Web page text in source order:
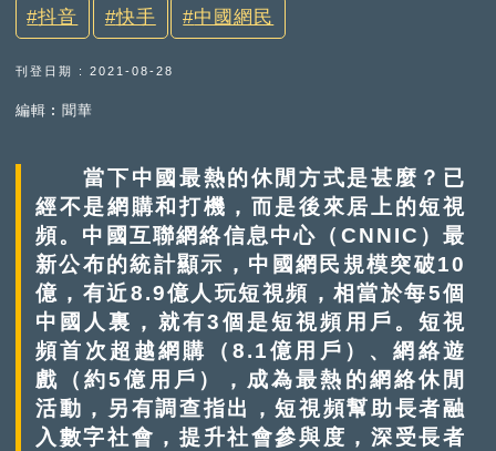
抖音 快手 中國網民
刊登日期 : 2021-08-28
編輯︰聞華
當下中國最熱的休閒方式是甚麼？已
經不是網購和打機，而是後來居上的短視
頻。中國互聯網絡信息中心（CNNIC）最
新公布的統計顯示，中國網民規模突破10
億，有近8.9億人玩短視頻，相當於每5個
中國人裏，就有3個是短視頻用戶。短視
頻首次超越網購（8.1億用戶）、網絡遊
戲（約5億用戶），成為最熱的網絡休閒
活動，另有調查指出，短視頻幫助長者融
入數字社會，提升社會參與度，深受長者